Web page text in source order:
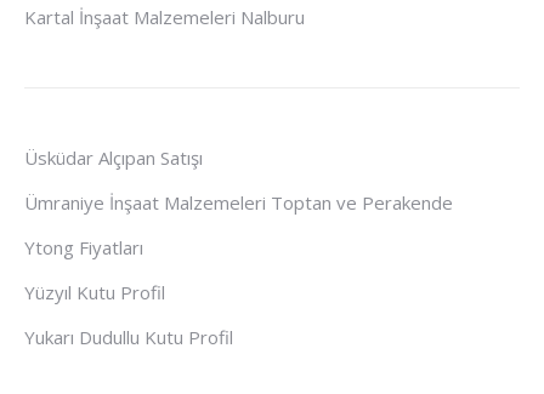
Kartal İnşaat Malzemeleri Nalburu
Üsküdar Alçıpan Satışı
Ümraniye İnşaat Malzemeleri Toptan ve Perakende
Ytong Fiyatları
Yüzyıl Kutu Profil
Yukarı Dudullu Kutu Profil